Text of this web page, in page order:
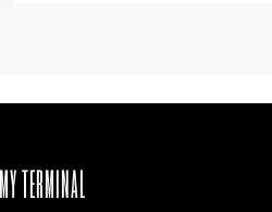
MY TERMINAL